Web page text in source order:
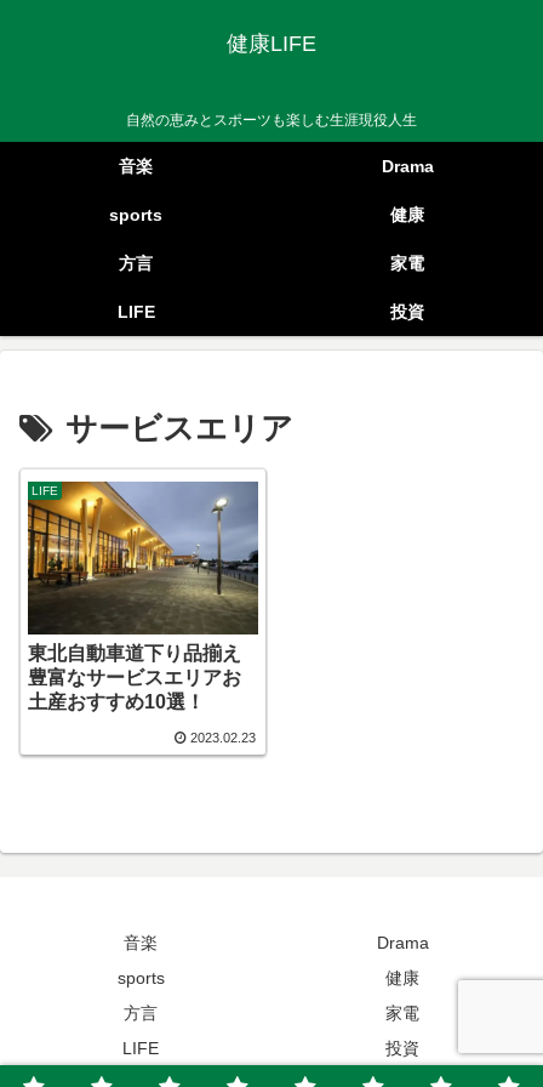
健康LIFE
自然の恵みとスポーツも楽しむ生涯現役人生
音楽 Drama
sports 健康
方言 家電
LIFE 投資
サービスエリア
LIFE
東北自動車道下り品揃え
豊富なサービスエリアお
土産おすすめ10選！
2023.02.23
音楽
Drama
sports
健康
方言
家電
LIFE
投資